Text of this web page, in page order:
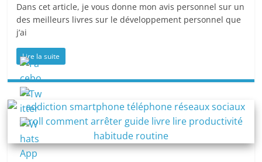
Dans cet article, je vous donne mon avis personnel sur un
des meilleurs livres sur le développement personnel que
j’ai
Lire la suite